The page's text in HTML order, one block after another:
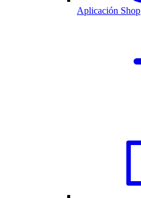
Aplicación Shop